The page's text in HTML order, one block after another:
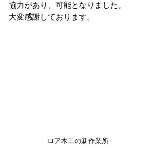
協力があり、可能となりました。
大変感謝しております。
ロア木工の新作業所